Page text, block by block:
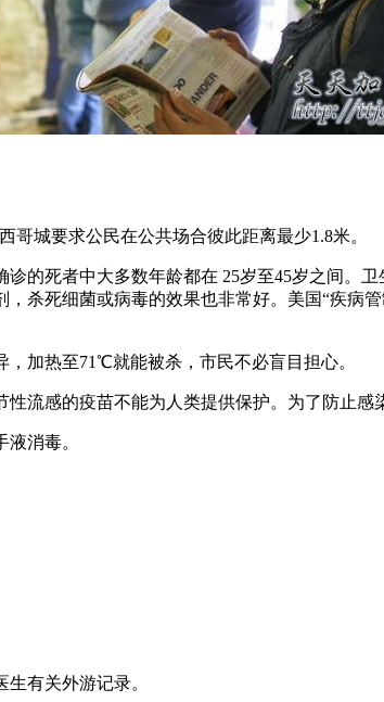
哥城要求公民在公共场合彼此距离最少1.8米。
的死者中大多数年龄都在 25岁至45岁之间。
杀死细菌或病毒的效果也非常好。美国“疾病
加热至71℃就能被杀，市民不必盲目担心。
流感的疫苗不能为人类提供保护。为了防止感
消毒。
有关外游记录。